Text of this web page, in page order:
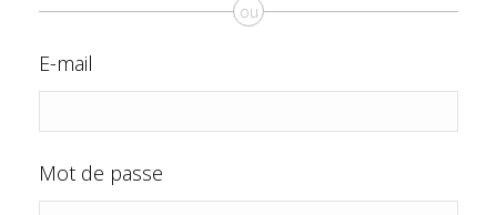
ou
E-mail
Mot de passe